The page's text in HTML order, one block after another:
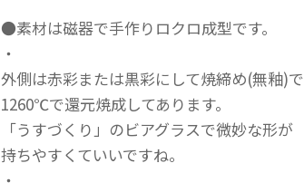
●素材は磁器で手作りロクロ成型です。
・
外側は赤彩または黒彩にして焼締め(無釉)で
1260℃で還元焼成してあります。
「うすづくり」のビアグラスで微妙な形が
持ちやすくていいですね。
・